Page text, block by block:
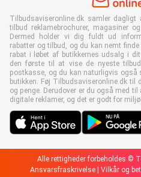
Tilbudsaviseronline.dk samler dagligt
tilbud reklamebrochurer, magasiner
Dermed holder vi dig fuldt ud
rabatter og tilbud, og du kan nemt
rabat i løbet af butikkernes udsalg i
den første til at vise de nyeste
postkasse, og du kan naturligvis også
butikken. Føj Tilbudsaviseronline.dk til
og penge. Derudover er du også med
digitale reklamer, og det er godt for
Alle rettigheder forbeholdes ©
Ansvarsfraskrivelse
Vilkår og